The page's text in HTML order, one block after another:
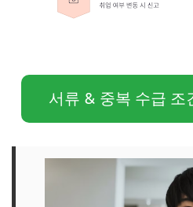
서류 & 중복 수급 조